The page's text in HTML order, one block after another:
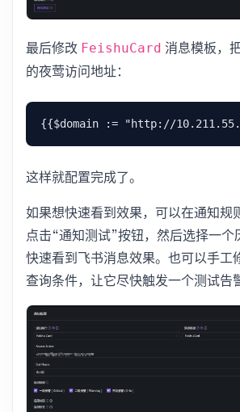
最后修改 FeishuCard 消息模板，
的夜莺访问地址：
这样就配置完成了。
如果想快速看到效果，可以在通知规
点击“通知测试”按钮，然后选择一
快速看到飞书消息效果。也可以手工
查询条件，让它尽快触发一个测试告